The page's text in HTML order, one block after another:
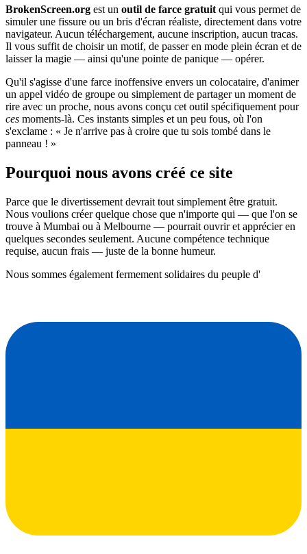
BrokenScreen.org est un outil de farce gratuit qui vous permet de
simuler une fissure ou un bris d'écran réaliste, directement dans votre
navigateur. Aucun téléchargement, aucune inscription, aucun tracas.
Il vous suffit de choisir un motif, de passer en mode plein écran et de
laisser la magie — ainsi qu'une pointe de panique — opérer.
Qu'il s'agisse d'une farce inoffensive envers un colocataire, d'animer
un appel vidéo de groupe ou simplement de partager un moment de
rire avec un proche, nous avons conçu cet outil spécifiquement pour
ces moments-là. Ces instants simples et un peu fous, où l'on
s'exclame : « Je n'arrive pas à croire que tu sois tombé dans le
panneau ! »
Pourquoi nous avons créé ce site
Parce que le divertissement devrait tout simplement être gratuit.
Nous voulions créer quelque chose que n'importe qui — que l'on se
trouve à Mumbai ou à Melbourne — pourrait ouvrir et apprécier en
quelques secondes seulement. Aucune compétence technique
requise, aucun frais — juste de la bonne humeur.
Nous sommes également fermement solidaires du peuple d'